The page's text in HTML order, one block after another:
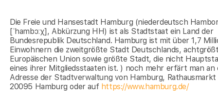
Die Freie und Hansestadt Hamburg (niederdeutsch
[ˈhambɔːχ], Abkürzung HH) ist als Stadtstaat ein Land der
Bundesrepublik Deutschland. Hamburg ist mit über 1,7
Einwohnern die zweitgrößte Stadt Deutschlands,
Europäischen Union sowie größte Stadt, die nicht
eines ihrer Mitgliedsstaaten ist. ) noch mehr erfärt man an
Adresse der Stadtverwaltung von Hamburg, Rathausmarkt
20095 Hamburg oder auf https://www.hamburg.de/